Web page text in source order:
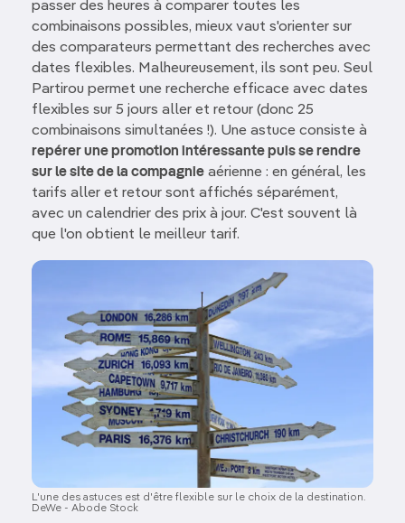
passer des heures à comparer toutes les
combinaisons possibles, mieux vaut s'orienter sur
des comparateurs permettant des recherches avec
dates flexibles. Malheureusement, ils sont peu. Seul
Partirou permet une recherche efficace avec dates
flexibles sur 5 jours aller et retour (donc 25
combinaisons simultanées !). Une astuce consiste à
repérer une promotion intéressante puis se rendre
sur le site de la compagnie aérienne : en général, les
tarifs aller et retour sont affichés séparément,
avec un calendrier des prix à jour. C'est souvent là
que l'on obtient le meilleur tarif.
Image
L'une des astuces est d'être flexible sur le choix de la destination.
DeWe - Abode Stock